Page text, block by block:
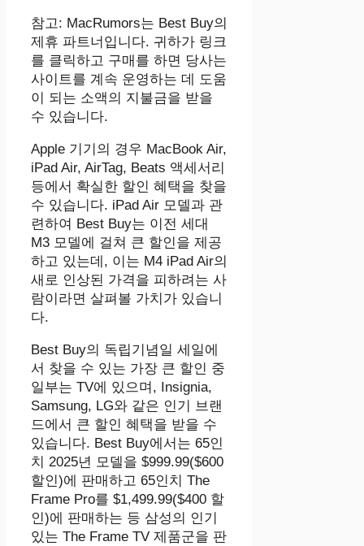
참고: MacRumors는 Best Buy의
제휴 파트너입니다. 귀하가 링크
를 클릭하고 구매를 하면 당사는
사이트를 계속 운영하는 데 도움
이 되는 소액의 지불금을 받을
수 있습니다.
Apple 기기의 경우 MacBook Air,
iPad Air, AirTag, Beats 액세서리
등에서 확실한 할인 혜택을 찾을
수 있습니다. iPad Air 모델과 관
련하여 Best Buy는 이전 세대
M3 모델에 걸쳐 큰 할인을 제공
하고 있는데, 이는 M4 iPad Air의
새로 인상된 가격을 피하려는 사
람이라면 살펴볼 가치가 있습니
다.
Best Buy의 독립기념일 세일에
서 찾을 수 있는 가장 큰 할인 중
일부는 TV에 있으며, Insignia,
Samsung, LG와 같은 인기 브랜
드에서 큰 할인 혜택을 받을 수
있습니다. Best Buy에서는 65인
치 2025년 모델을 $999.99($600
할인)에 판매하고 65인치 The
Frame Pro를 $1,499.99($400 할
인)에 판매하는 등 삼성의 인기
있는 The Frame TV 제품군을 판